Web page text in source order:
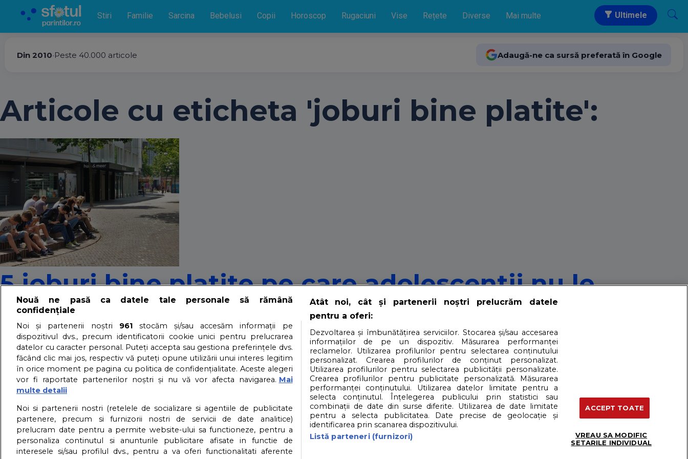
Stiri Familie Sarcina Bebelusi Copii Horoscop Rugaciuni Vise Rețete Diverse Mai multe Ultimele
Din 2010•Peste 40.000 articole Adaugă-ne ca sursă preferată în Google
Articole cu eticheta 'joburi bine platite':
5 joburi bine platite pe care adolescentii nu le
cunosc
21/03/2021 - Adriana Vaduva - Vizualizari:144453
Adolescentii isi indreapta atentia spre meserii binecunoscute care, spera ei, sa le aduca foarte multi bani. Cu toate acestea, exista joburi despre care se vorbeste mai putin,
dar care pot fi la fel de banoase.
About us – Despre noi Contact Partener: Depositphotos.com Partener: Dreamstime
GDPR – Confidentialitatea datelor cu caracter personal Politica cookies
Nouă ne pasă ca datele tale personale să rămână
confidențiale
Noi și partenerii noștri 961stocăm și/sau accesăm informații pe
dispozitivul dvs., precum identificatorii cookie unici pentru prelucrarea
datelor cu caracter personal. Puteți accepta sau gestiona preferințele dvs.
făcând clic mai jos, respectiv vă puteți opune utilizării unui interes legitim
în orice moment pe pagina cu politica de confidențialitate. Aceste alegeri
vor fi raportate partenerilor noștri și nu vă vor afecta navigarea. Mai
multe detalii
Noi si partenerii nostri (retelele de socializare si agentiile de publicitate
partenere, precum si furnizorii nostri de servicii de date analitice)
prelucram date pentru a permite website-ului sa functioneze, pentru a
personaliza continutul si anunturile publicitare afisate in functie de
interesele si/sau profilul dvs., pentru a va oferi functionalitati aferente
Atât noi, cât și partenerii noștri prelucrăm datele
pentru a oferi:
Dezvoltarea și îmbunătățirea serviciilor. Stocarea și/sau accesarea
informațiilor de pe un dispozitiv. Măsurarea performanței
reclamelor. Utilizarea profilurilor pentru selectarea conținutului
personalizat. Crearea profilurilor de conținut personalizat.
Utilizarea profilurilor pentru selectarea publicității personalizate.
Crearea profilurilor pentru publicitate personalizată. Măsurarea
performanței conținutului. Utilizarea datelor limitate pentru a
selecta conținutul. Înțelegerea publicului prin statistici sau
combinații de date din surse diferite. Utilizarea de date limitate
pentru a selecta publicitatea. Date precise de geolocație și
identificarea prin scanarea dispozitivului.
Listă parteneri (furnizori)
ACCEPT TOATE
VREAU SA MODIFIC
SETARILE INDIVIDUAL